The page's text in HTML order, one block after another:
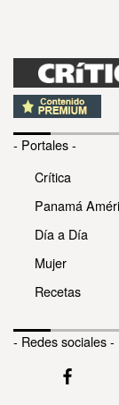
- Portales -
Crítica
Panamá
Día a Día
Mujer
Recetas
- Redes sociales -